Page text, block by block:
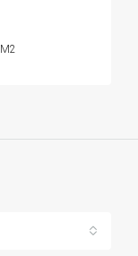
M2